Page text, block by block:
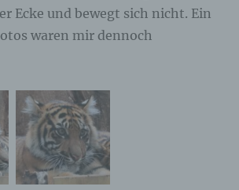
Ecke und bewegt sich nicht. Ein
waren mir dennoch
verhindert werden kann, und
Bedarfsfall ermöglichen,
aufzuklären. Insofern ist die
Daten zur Absicherung des für
dieser Daten an Dritte erfolgt
sofern keine gesetzliche
besteht oder die Weitergabe
dient.
der betroffenen Person unter